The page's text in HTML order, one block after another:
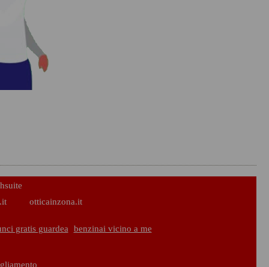
otticainzona.it
gratis guardea benzinai vicino a me